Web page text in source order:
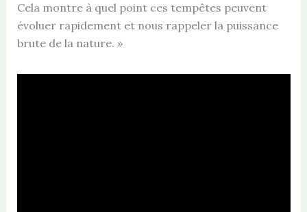
Cela montre à quel point ces tempêtes peuvent
évoluer rapidement et nous rappeler la puissance
brute de la nature. »